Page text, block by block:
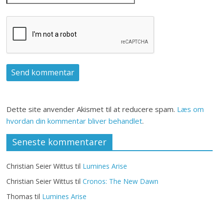
Dette site anvender Akismet til at reducere spam. Læs om
hvordan din kommentar bliver behandlet.
Seneste kommentarer
Christian Seier Wittus til Lumines Arise
Christian Seier Wittus tilCronos: The New Dawn
Thomas til Lumines Arise